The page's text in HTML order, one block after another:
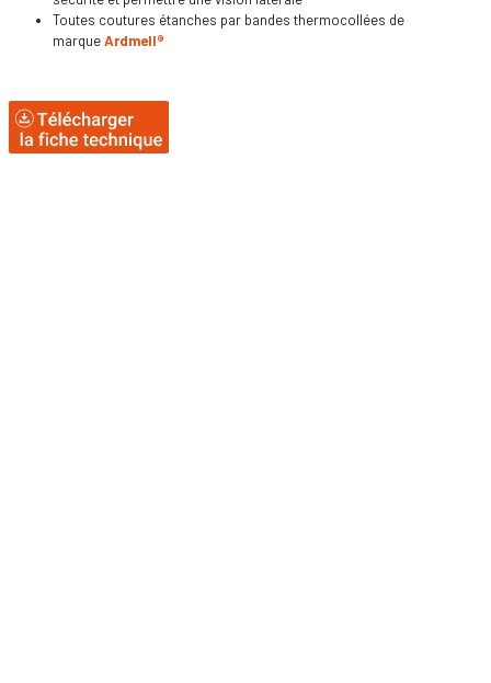
Toutes coutures étanches par bandes thermocollées de
marqueArdmell®